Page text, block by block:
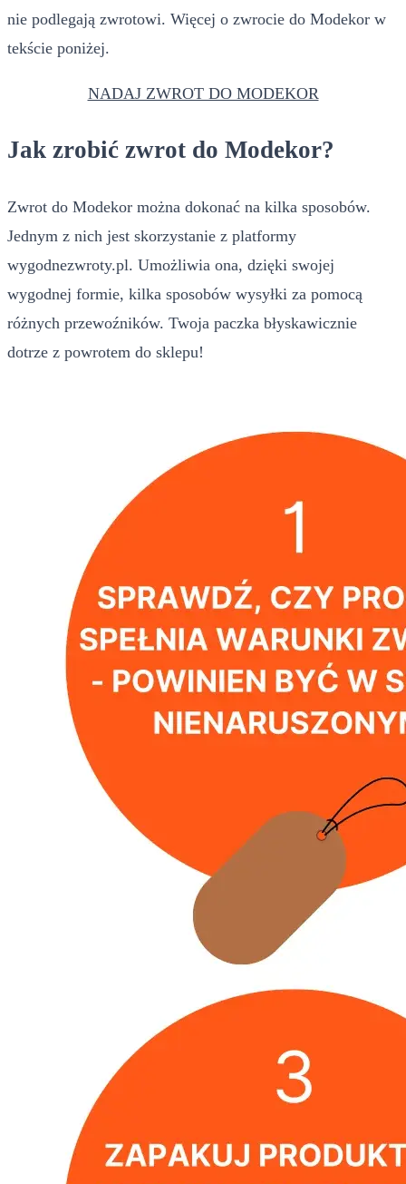
nie podlegają zwrotowi. Więcej o zwrocie do Modekor w
tekście poniżej.
NADAJ ZWROT DO MODEKOR
Jak zrobić zwrot do Modekor?
Zwrot do Modekor można dokonać na kilka sposobów.
Jednym z nich jest skorzystanie z platformy
wygodnezwroty.pl. Umożliwia ona, dzięki swojej
wygodnej formie, kilka sposobów wysyłki za pomocą
różnych przewoźników. Twoja paczka błyskawicznie
dotrze z powrotem do sklepu!